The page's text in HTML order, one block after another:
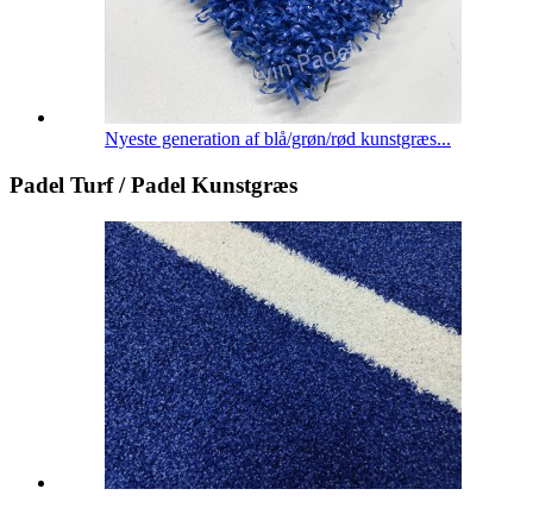
Nyeste generation af blå/grøn/rød kunstgræs...
Padel Turf / Padel Kunstgræs